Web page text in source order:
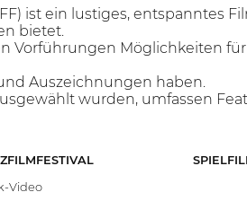
ist ein lustiges, entspanntes
bietet.
Vorführungen Möglichkeiten
Auszeichnungen haben.
wurden, umfassen
Video